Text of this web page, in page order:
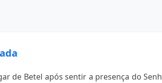
de Betel após sentir a presença do